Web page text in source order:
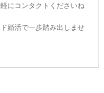
にコンタクトくださいね
婚活で一歩踏み出しませ